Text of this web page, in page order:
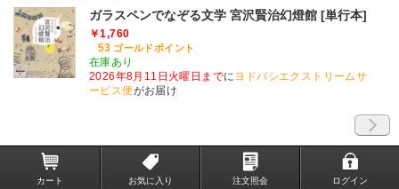
ガラスペンでなぞる文学 宮沢賢治幻燈館 [単行本]
￥1,760
53 ゴールドポイント
在庫あり
2026年8月11日火曜日までにヨドバシエクストリームサ
ービス便がお届け
カート お気に入り 注文照会 ログイン